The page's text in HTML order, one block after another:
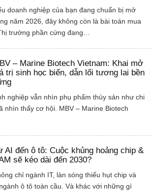
doanh nghiệp của bạn đang chuẩn bị mở
năm 2026, đây không còn là bài toán mua
trường phần cứng đang…
– Marine Biotech Vietnam: Khai mở
trị sinh học biển, dẫn lối tương lai bền
nghiệp vẫn nhìn phụ phẩm thủy sản như chi
nhìn thấy cơ hội. MBV – Marine Biotech
AI đến ô tô: Cuộc khủng hoảng chip &
sẽ kéo dài đến 2030?
chỉ ngành IT, làn sóng thiếu hụt chip và
ô tô toàn cầu. Và khác với những gì